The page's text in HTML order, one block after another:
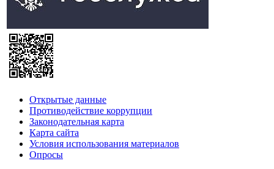
Открытые данные
Противодействие коррупции
Законодательная карта
Карта сайта
Условия использования материалов
Опросы